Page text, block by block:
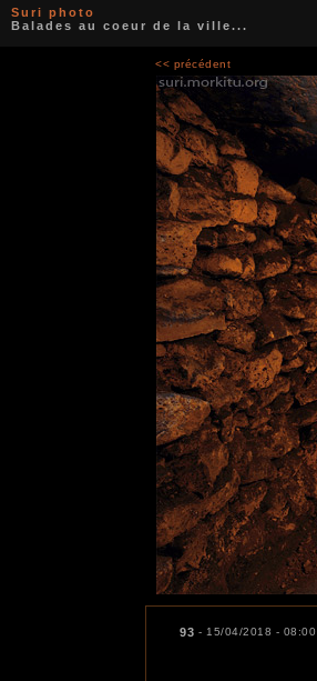
Suri photo
Balades au coeur de la ville...
<< précédent
93 - 15/04/2018 - 08:00